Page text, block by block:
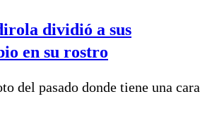
dividió a sus
en su rostro
del pasado donde tiene una cara